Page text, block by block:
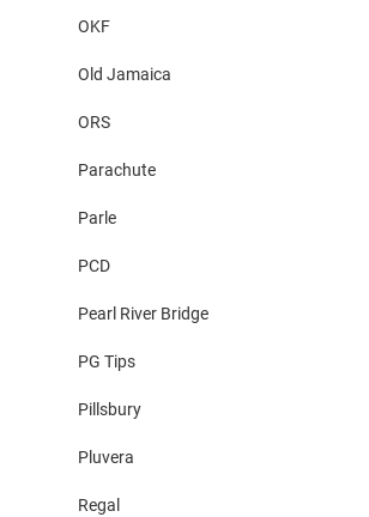
OKF
Old Jamaica
ORS
Parachute
Parle
PCD
Pearl River Bridge
PG Tips
Pillsbury
Pluvera
Regal